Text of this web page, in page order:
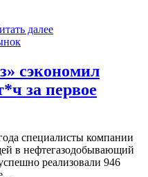
далее
сэкономил
за первое
специалисты компании
в нефтегазодобывающий
реализовали 946